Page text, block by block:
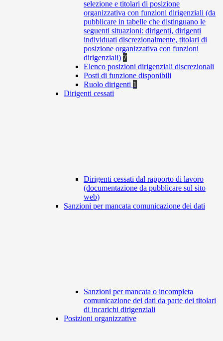
selezione e titolari di posizione
organizzativa con funzioni dirigenziali (da
pubblicare in tabelle che distinguano le
seguenti situazioni: dirigenti, dirigenti
individuati discrezionalmente, titolari di
posizione organizzativa con funzioni
dirigenziali) 7
Elenco posizioni dirigenziali discrezionali
Posti di funzione disponibili
Ruolo dirigenti 1
Dirigenti cessati
Dirigenti cessati dal rapporto di lavoro
(documentazione da pubblicare sul sito
web)
Sanzioni per mancata comunicazione dei dati
Sanzioni per mancata o incompleta
comunicazione dei dati da parte dei titolari
di incarichi dirigenziali
Posizioni organizzative